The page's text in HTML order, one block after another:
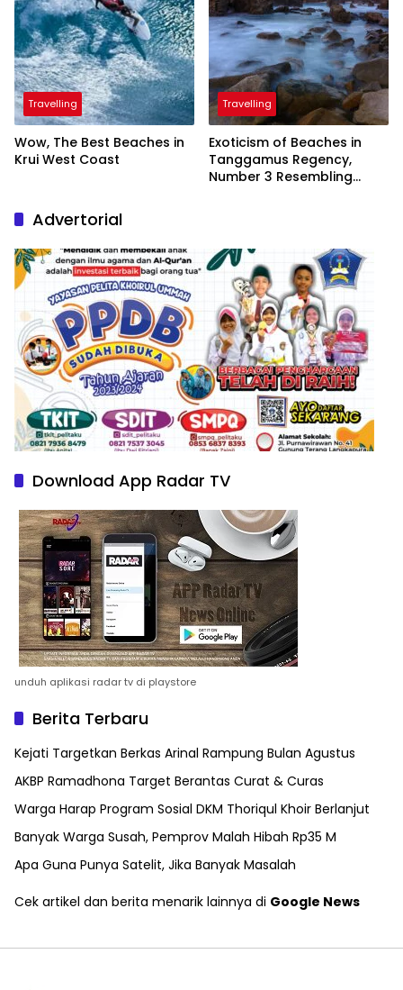
Travelling
Wow, The Best Beaches in
Krui West Coast
Travelling
Exoticism of Beaches in
Tanggamus Regency,
Number 3 Resembling
Advertorial
Download App Radar TV
unduh aplikasi radar tv di playstore
Berita Terbaru
Kejati Targetkan Berkas Arinal Rampung Bulan Agustus
AKBP Ramadhona Target Berantas Curat & Curas
Warga Harap Program Sosial DKM Thoriqul Khoir Berlanjut
Banyak Warga Susah, Pemprov Malah Hibah Rp35 M
Apa Guna Punya Satelit, Jika Banyak Masalah
Cek artikel dan berita menarik lainnya di Google News